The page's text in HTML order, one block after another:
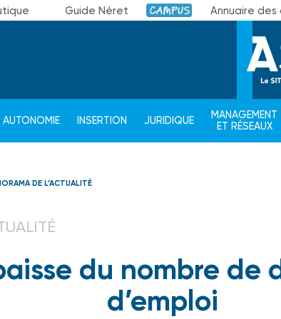
Guide Néret Campus Annuaire des
AUTONOMIE INSERTION JURIDIQUE
MANAGEMENT
ET RÉSEAUX
DE L’ACTUALITÉ
du nombre de
d’emploi